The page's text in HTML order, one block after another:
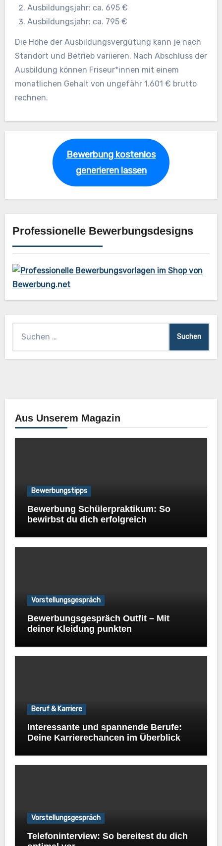
Ausbildungsjahr: ca. 695 €
Ausbildungsjahr: ca. 795 €
Die Höhe der Ausbildungsvergütung kann je nach
Standort und Betrieb variieren. Nach Abschluss der
Ausbildung können Friseur*innen mit einem
monatlichen Gehalt von ungefähr 1.601 € brutto
rechnen.
Bewerbung kostenlos
generieren lassen
Professionelle Bewerbungsdesigns
Aus Unserem Magazin
Bewerbungstipps
Bewerbung Schülerpraktikum: So
bewirbst du dich erfolgreich
Vorstellungsgespräch
Bewerbungsgespräch Outfit – Mit
deiner Kleidung punkten
Beruf & Karriere
Interessante und spannende Berufe:
Deine Karrierechancen im Überblick
Vorstellungsgespräch
Telefoninterview: So bereitest du dich